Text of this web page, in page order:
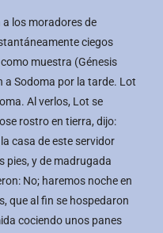
a los moradores de
ciegos
muestra (Génesis
a Sodoma por la tarde. Lot
Al verlos, Lot se
rostro en tierra, dijo:
casa de este servidor
pies, y de madrugada
No; haremos noche en
que al fin se hospedaron
cociendo unos panes